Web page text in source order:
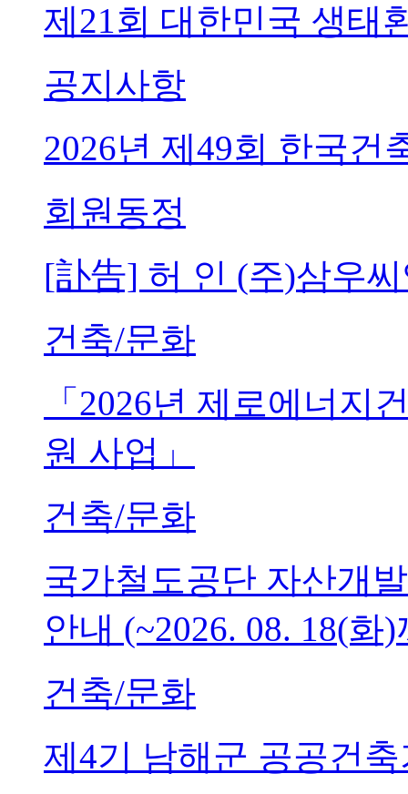
제21회 대한민국 생태
공지사항
2026년 제49회 한국건
회원동정
[訃告] 허 인 (주)삼우
건축/문화
「2026년 제로에너지
원 사업」
건축/문화
국가철도공단 자산개
안내 (~2026. 08. 18(화
건축/문화
제4기 남해군 공공건